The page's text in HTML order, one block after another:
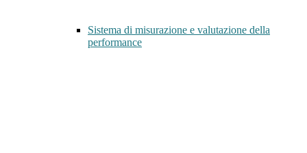
Sistema di misurazione e valutazione della
performance